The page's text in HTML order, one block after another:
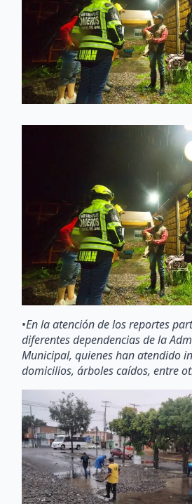
diferentes dependencias de la
Municipal, quienes han atendido
domicilios, árboles caídos, entre